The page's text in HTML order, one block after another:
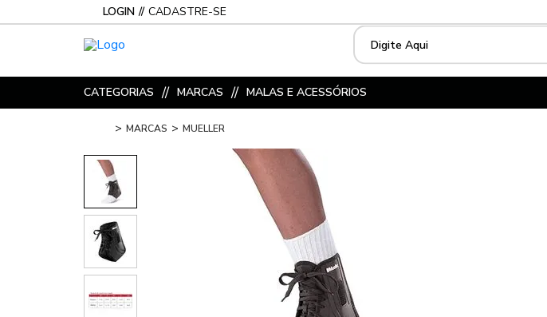
LOGIN CADASTRE-SE
CATEGORIAS MARCAS MALAS E ACESSÓRIOS
MARCAS MUELLER